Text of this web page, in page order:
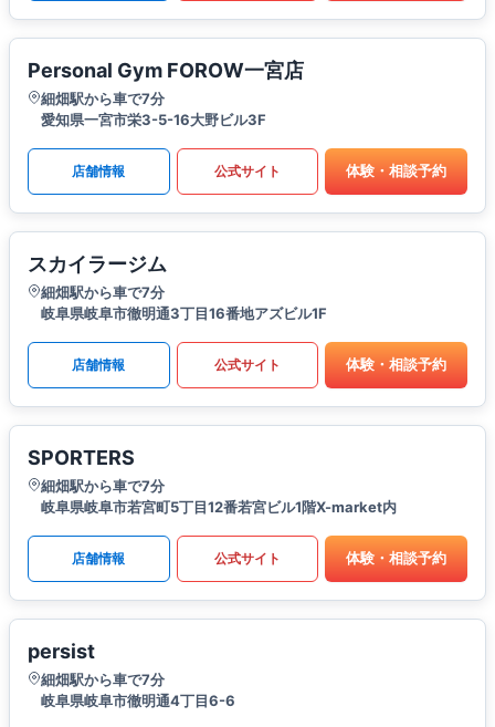
Personal Gym FOROW一宮店
細畑駅から車で7分
愛知県一宮市栄3-5-16大野ビル3F
店舗情報 公式サイト 体験・相談予約
スカイラージム
細畑駅から車で7分
岐阜県岐阜市徹明通3丁目16番地アズビル1F
店舗情報 公式サイト 体験・相談予約
SPORTERS
細畑駅から車で7分
岐阜県岐阜市若宮町5丁目12番若宮ビル1階X-market内
店舗情報 公式サイト 体験・相談予約
persist
細畑駅から車で7分
岐阜県岐阜市徹明通4丁目6-6